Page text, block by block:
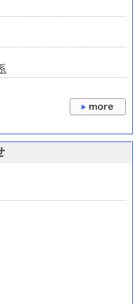
スティ・ジェイビー